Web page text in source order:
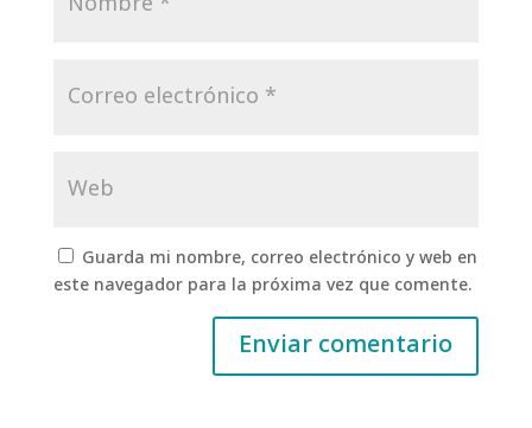
Guarda mi nombre, correo electrónico y web en
este navegador para la próxima vez que comente.